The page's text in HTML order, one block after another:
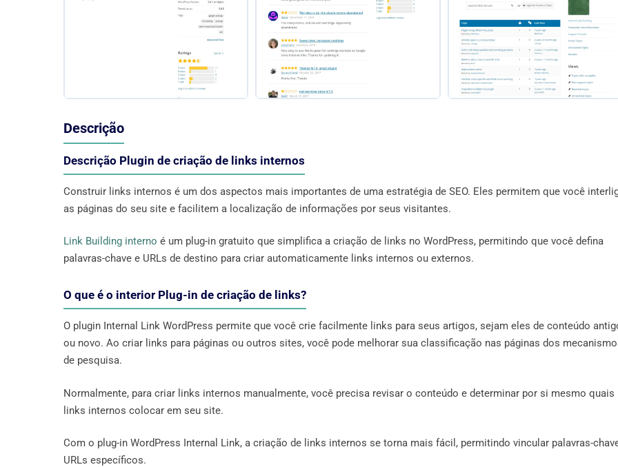
Descrição
Descrição Plugin de criação de links internos
Construir links internos é um dos aspectos mais importantes de uma estratégia de SEO. Eles permitem que você
as páginas do seu site e facilitem a localização de informações por seus visitantes.
Link Building interno é um plug-in gratuito que simplifica a criação de links no WordPress, permitindo que você defina
palavras-chave e URLs de destino para criar automaticamente links internos ou externos.
O que é o interior Plug-in de criação de links?
O plugin Internal Link WordPress permite que você crie facilmente links para seus artigos, sejam eles de conteúdo
ou novo. Ao criar links para páginas ou outros sites, você pode melhorar sua classificação nas páginas dos
de pesquisa.
Normalmente, para criar links internos manualmente, você precisa revisar o conteúdo e determinar por si mesmo quais
links internos colocar em seu site.
Com o plug-in WordPress Internal Link, a criação de links internos se torna mais fácil, permitindo vincular palavras-
URLs específicos.